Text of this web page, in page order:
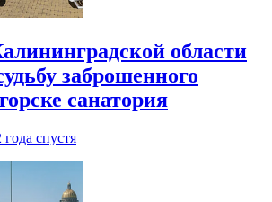
области
заброшенного
санатория
года спустя